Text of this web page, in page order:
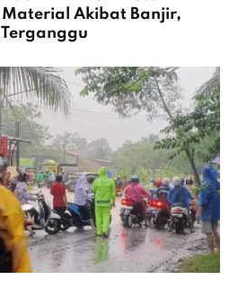
Material Akibat Banjir,
Terganggu